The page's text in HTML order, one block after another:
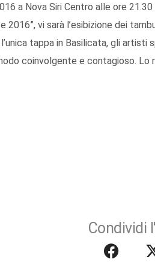
a Nova Siri Centro alle ore
2016”, vi sarà l’esibizione dei
l’unica tappa in Basilicata, gli
coinvolgente e contagioso. Lo
Condividi